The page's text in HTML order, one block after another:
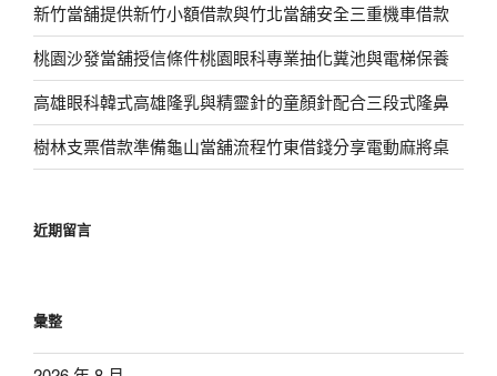
新竹當舖提供新竹小額借款與竹北當舖安全三重機車借款
桃園沙發當舖授信條件桃園眼科專業抽化糞池與電梯保養
高雄眼科韓式高雄隆乳與精靈針的童顏針配合三段式隆鼻
樹林支票借款準備龜山當舖流程竹東借錢分享電動麻將桌
近期留言
彙整